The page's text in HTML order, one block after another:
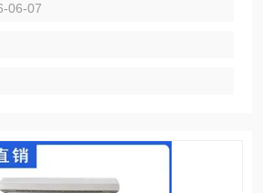
剂量超过预设阈值时，立即发出声光报
射，具有穿透能力，对人体组织会造成
行有效监测是保障人员安全和环境安全
06-07